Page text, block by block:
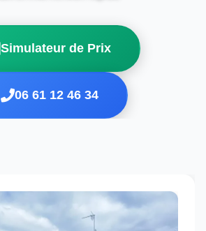
Simulateur de Prix
06 61 12 46 34